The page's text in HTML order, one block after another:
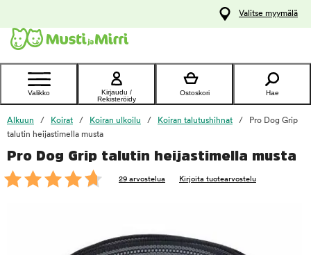
Ota yhteyttä
asiakaspalveluun
Valitse myymälä
Valikko
Kirjaudu /
Rekisteröidy
Ostoskori Hae
Alkuun Koirat Koiran ulkoilu Koiran talutushihnat
Pro Dog Grip
talutin heijastimella musta
Pro Dog Grip talutin heijastimella musta
29 arvostelua Kirjoita tuotearvostelu
foo